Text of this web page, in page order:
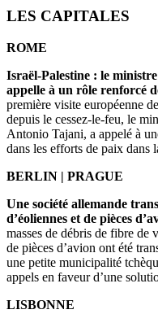
LES CAPITALES
ROME
Israël-Palestine : le
appelle à un rôle renforcé
première visite européenne
depuis le cessez-le-feu, le
Antonio Tajani, a appelé à
dans les efforts de paix dans
BERLIN | PRAGUE
Une société allemande
d’éoliennes et de pièces
masses de débris de fibre de
de pièces d’avion ont été
une petite municipalité
appels en faveur d’une
LISBONNE